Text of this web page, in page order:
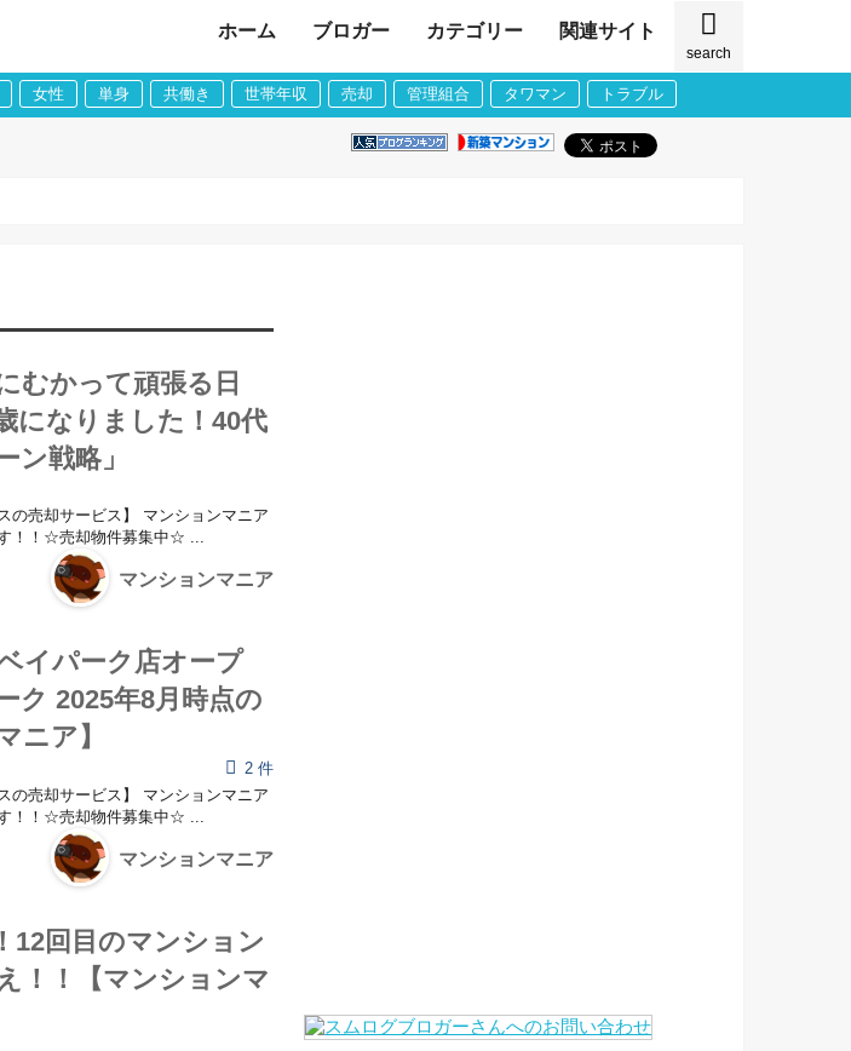
search
ホーム ブロガー カテゴリー 関連サイト
女性 単身 共働き 世帯年収 売却 管理組合 タワマン トラブル
むかって頑張る日
になりました！40代
ン戦略」
の売却サービス】 マンションマニア
！！☆売却物件募集中☆ ...
マンションマニア
イパーク店オープ
ク 2025年8月時点の
ニア】
2 件
の売却サービス】 マンションマニア
！！☆売却物件募集中☆ ...
マンションマニア
12回目のマンション
！！【マンションマ